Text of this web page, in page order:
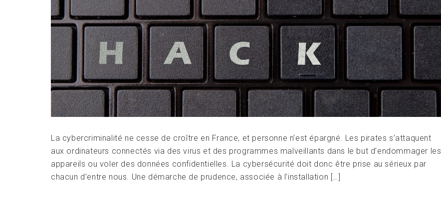
La cybercriminalité ne cesse de croître en France, et personne n’est épargné. Les pirates s’attaquent
aux ordinateurs connectés via des virus et des programmes malveillants dans le but d’endommager les
appareils ou voler des données confidentielles. La cybersécurité doit donc être prise au sérieux par
chacun d’entre nous. Une démarche de prudence, associée à l’installation […]